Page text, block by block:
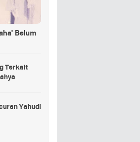
Belum
Terkait
Yahudi